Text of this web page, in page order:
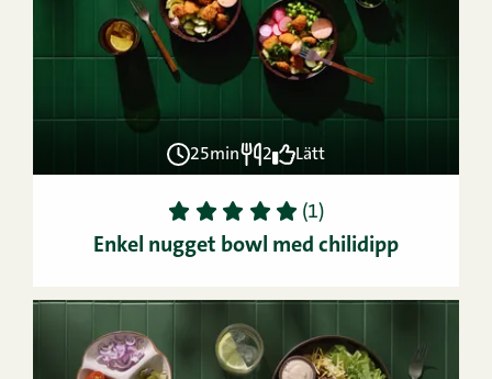
25min 2 Lätt
1 2 3 4 5 (1)
Enkel nugget bowl med chilidipp